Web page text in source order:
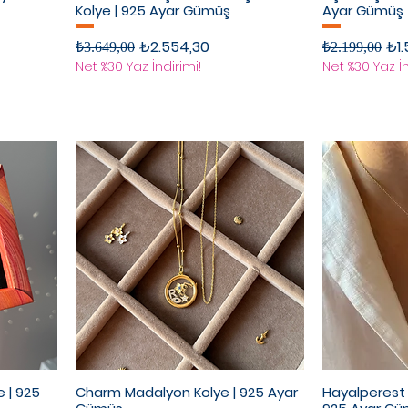
Kolye | 925 Ayar Gümüş
Normal Fiyat
₺3.649,00 İndirimli Fiyat
₺2.554,30
Net %30 Yaz İndirimi!
Ayar Gümüş
Normal Fiyat
₺2.199,00
Net %30 Yaz
| 925
Charm Madalyon Kolye | 925 Ayar
Hayalperest